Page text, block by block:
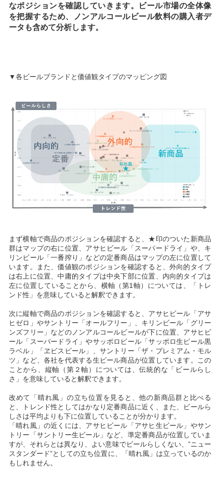
なポジションを確認していきます。ビール市場の全体像
を把握するため、ノンアルコールビール飲料の購入者デ
ータも含めて分析します。
▼各ビールブランドと価値観タイプのマッピング図
まず横軸で商品のポジションを確認すると、★印のついた新商品
群はマップの右に位置、アサヒビール「スーパードライ」や、キ
リンビール「一番搾り」などの定番商品はマップの左に位置して
います。また、価値観のポジションを確認すると、外向的タイプ
は右上に位置、中庸的タイプは中央下部に位置、内向的タイプは
左に位置していることから、横軸（第1軸）については、「トレ
ンド性」を意味していると解釈できます。
次に縦軸で商品のポジションを確認すると、アサヒビール「アサ
ヒゼロ」やサントリー「オールフリー」、キリンビール「グリー
ンズフリー」などのノンアルコールビールが下に位置、アサヒビ
ール「スーパードライ」やサッポロビール「サッポロ生ビール黒
ラベル」「ヱビスビール」、サントリー「ザ・プレミアム・モル
ツ」など、各社を代表する生ビール商品が位置しています。この
ことから、縦軸（第２軸）については、伝統的な「ビールらし
さ」を意味していると解釈できます。
改めて「晴れ風」の立ち位置を見ると、他の新商品群と比べる
と、トレンド性としてはかなり定番商品に近く、また、ビールら
しさは平均よりも下に位置していることが分かります。
「晴れ風」の近くには、アサヒビール「アサヒ生ビール」やサン
トリー「サントリー生ビール」など、準定番商品が位置していま
すが、それらとは異なり、よい意味でビールらしくない、”ニュー
スタンダード”としての立ち位置に、「晴れ風」は立っているのか
もしれません。